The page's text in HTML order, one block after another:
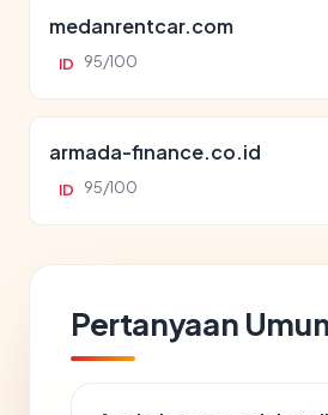
medanrentcar.com
ID 95/100
armada-finance.co.id
ID 95/100
Pertanyaan